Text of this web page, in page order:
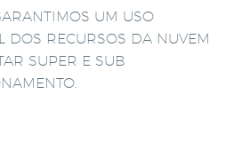
UM USO
DOS RECURSOS DA NUVEM
SUPER E SUB